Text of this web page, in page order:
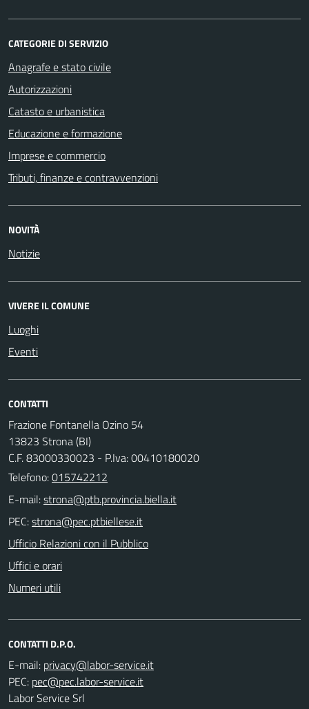
CATEGORIE DI SERVIZIO
Anagrafe e stato civile
Autorizzazioni
Catasto e urbanistica
Educazione e formazione
Imprese e commercio
Tributi, finanze e contravvenzioni
NOVITÀ
Notizie
VIVERE IL COMUNE
Luoghi
Eventi
CONTATTI
Frazione Fontanella Ozino 54
13823 Strona (BI)
C.F. 83000330023 - P.Iva: 00410180020
Telefono:015742212
E-mail:
PEC:
Ufficio Relazioni con il Pubblico
Uffici e orari
Numeri utili
CONTATTI D.P.O.
E-mail:
PEC:
Labor Service Srl